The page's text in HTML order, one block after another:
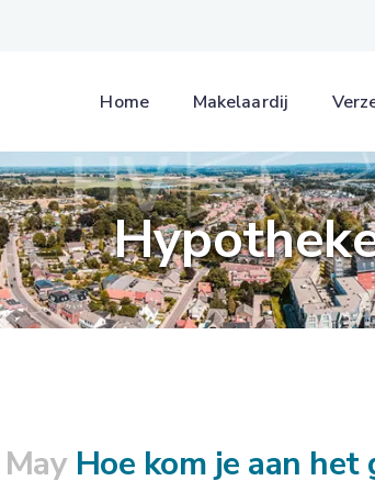
Home Makelaardij
Hoe kom je aan